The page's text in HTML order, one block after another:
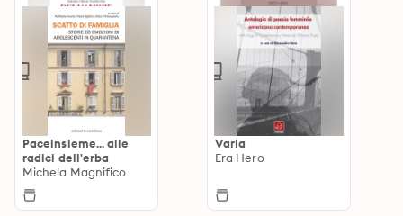
Paceinsieme... alle
radici dell'erba
Michela Magnifico
Varia
Era Hero